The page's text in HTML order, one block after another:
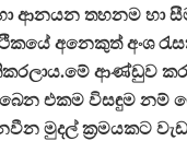
ආනයනතහනමහා
අනෙකුත්අංශ
.මේආණ්ඩුව
එකමවිසඳුමනම්
මුදල්ක්‍රමයකටවැඩ